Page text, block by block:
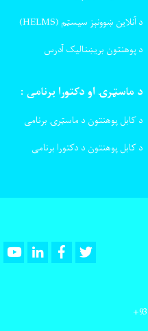
د آنلاین ښوونېز سیسټم (HELMS)
د پوهنتون بریښنالیک آدرس
د ماسټرۍ او دکتورا برنامی :
د کابل پوهنتون د ماسټرۍ برنامی
د کابل پوهنتون د دکتورا برنامی
YoutubeLinkedInFacebook